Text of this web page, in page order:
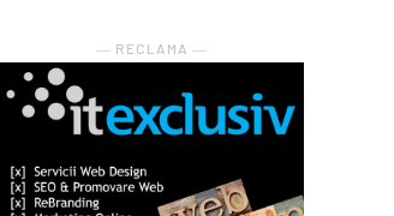
― RECLAMA ―